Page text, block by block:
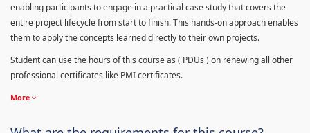
enabling participants to engage in a practical case study that covers the
entire project lifecycle from start to finish. This hands-on approach enables
them to apply the concepts learned directly to their own projects.
Student can use the hours of this course as ( PDUs ) on renewing all other
professional certificates like PMI certificates.
More